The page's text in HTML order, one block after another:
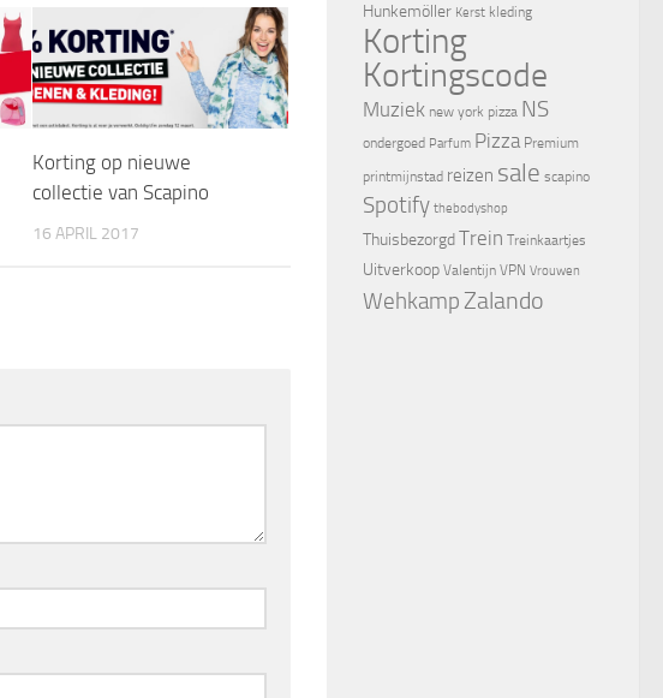
Korting op nieuwe
collectie van Scapino
16 APRIL 2017
Hunkemöller Kerst kleding
Korting
Kortingscode
Muziek new york pizza NS
ondergoed Parfum Pizza Premium
printmijnstad reizen sale scapino
Spotify thebodyshop
ThuisbezorgdTrein Treinkaartjes
Uitverkoop Valentijn VPN Vrouwen
Wehkamp Zalando